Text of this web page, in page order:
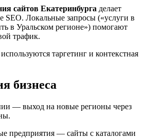
сайтов Екатеринбурга делает
SEO. Локальные запросы («услуги в
в Уральском регионе») помогают
трафик.
таргетинг и контекстная
бизнеса
— выход на новые регионы через
предприятия — сайты с каталогами